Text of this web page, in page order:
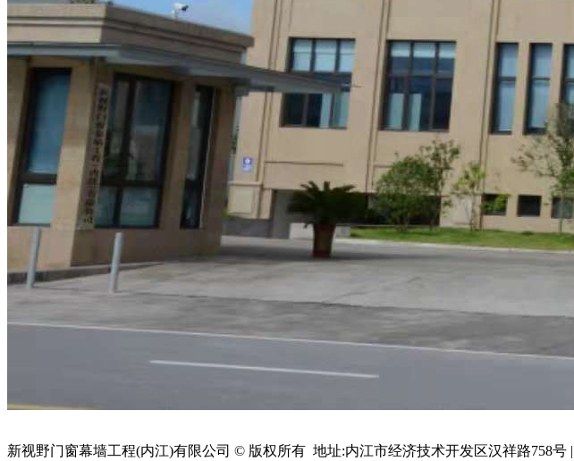
新视野门窗幕墙工程(内江)有限公司 © 版权所有 地址:内江市经济技术开发区汉祥路758号 |